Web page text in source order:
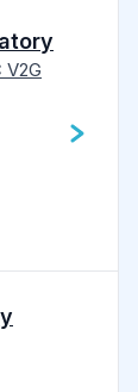
V2G